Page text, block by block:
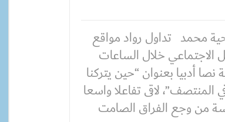
محمد تداول رواد مواقع
الاجتماعي خلال الساعات
نصا أدبيا بعنوان “حين يتركنا
المنتصف”، لاقى تفاعلا واسعا
من وجع الفراق الصامت